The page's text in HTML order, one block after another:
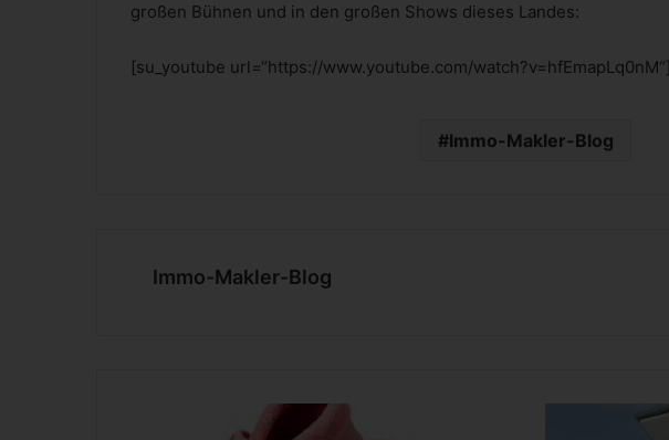
großen Bühnen und in den großen Shows dieses Landes:
[su_youtube url=“https://www.youtube.com/watch?v=hfEmapLq0nM“]
Immo-Makler-Blog
Immo-Makler-Blog